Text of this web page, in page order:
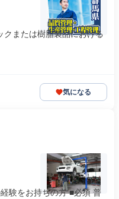
または樹脂製品における
気になる
験をお持ちの方 ■必須 普